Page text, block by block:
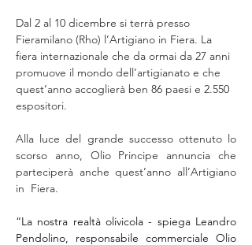
Dal 2 al 10 dicembre si terrà presso
Fieramilano (Rho) l’Artigiano in Fiera. La
fiera internazionale che da ormai da 27 anni
promuove il mondo dell’artigianato e che
quest’anno accoglierà ben 86 paesi e 2.550
espositori.
Alla luce del grande successo ottenuto lo
scorso anno, Olio Principe annuncia che
parteciperà anche quest’anno all’Artigiano
in  Fiera.
“La nostra realtà olivicola - spiega Leandro
Pendolino, responsabile commerciale Olio